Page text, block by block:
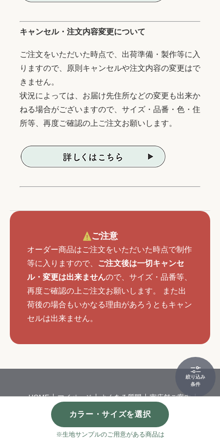
絞り込み
条件
カラー・サイズを選択
※生地サンプルのご用意がある商品は
キャンセル・注文内容変更について
ご注文をいただいた時点で、出荷準備・製作等に入
りますので、原則キャンセルや注文内容の変更はで
きません。
状況によっては、お届け先住所などの変更も出来か
ねる場合がございますので、サイズ・品番・色・住
所等、再度ご確認の上ご注文お願いします。
ご注意
オーダー商品はご注文をいただいた時点で制作
等に入りますので、
ご注文後は一切キャンセ
ル・変更は出来ませんので、サイズ・品番等、
再度ご確認の上ご注文お願いします。 また出
荷後の場合もいかなる理由があろうともキャン
セルは出来ません。
HOME マイページ よくある質問
実店舗ご案内
会社概要
特定商取引 個人情報保護方針
カーペット・カーテンの通販サイトならインテリアショップゆうあ
い